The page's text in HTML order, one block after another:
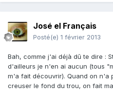
José el Français
Posté(e) 1 février 2013
Bah, comme j'ai déjà dû te dire :
d'ailleurs je n'en ai aucun (tous
m'a fait découvrir). Quand on n'a
creuser le fond du trou, on fait